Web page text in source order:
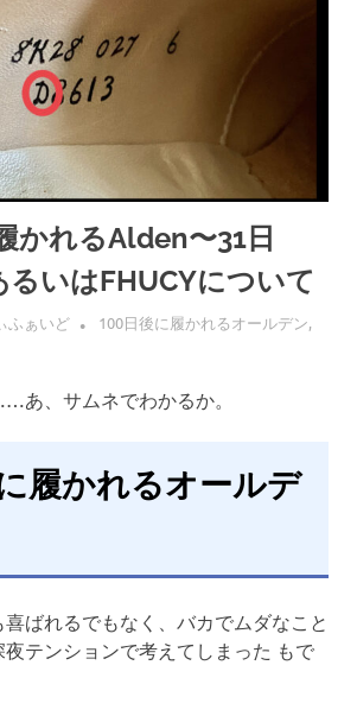
かれるAlden〜31日
るいはFHUCYについて
ふぁいど 100日後に履かれるオールデン,
あ、サムネでわかるか。
履かれるオールデ
ばれるでもなく、バカでムダなこと
テンションで考えてしまった もで